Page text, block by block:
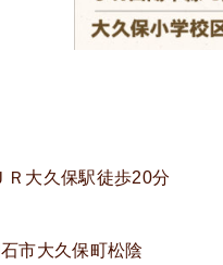
Ｒ大久保駅徒歩20分
市大久保町松陰